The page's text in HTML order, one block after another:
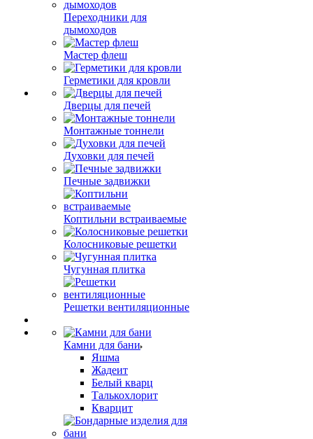
Переходники для
дымоходов
Мастер флеш
Герметики для кровли
Дверцы для печей
Монтажные тоннели
Духовки для печей
Печные задвижки
Коптильни встраиваемые
Колосниковые решетки
Чугунная плитка
Решетки вентиляционные
Камни для бани
Яшма
Жадеит
Белый кварц
Талькохлорит
Кварцит